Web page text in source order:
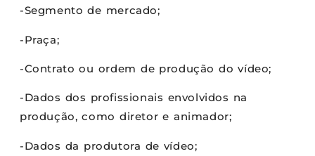
-Segmento de mercado;
-Praça;
-Contrato ou ordem de produção do vídeo;
-Dados dos profissionais envolvidos na
produção, como diretor e animador;
-Dados da produtora de vídeo;